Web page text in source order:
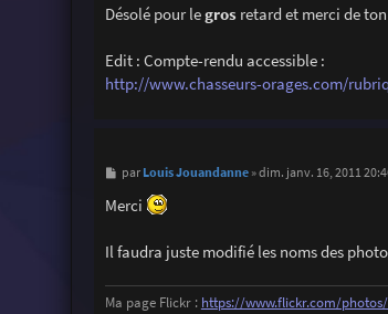
Désolé pour legrosretard et merci de
Edit : Compte-rendu accessible :
http://www.chasseurs-orages.com/
M
s
s
g
e
par Louis Jouandanne»dim. janv. 16, 2011
Merci
Il faudra juste modifié les noms des
Ma page Flickr : https://www.flickr.com/photos/